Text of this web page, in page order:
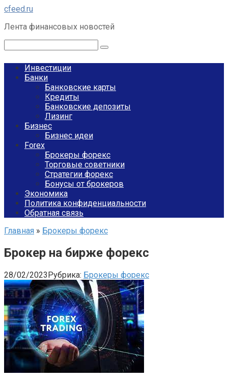
Перейти
контенту
cfeed.ru
Лента финансовых новостей
Инвестиции
Банки
Банковские карты
Кредиты
Банковские депозиты
Лизинг
Бизнес
Бизнес идеи
Forex
Брокеры форекс
Торговые советники
Стратегии форекс
Бонусы от брокеров
Экономика
Политика конфиденциальности
Обратная связь
Главная » Брокеры форекс
Брокер на бирже форекс
28/02/2023Рубрика: Брокеры форекс